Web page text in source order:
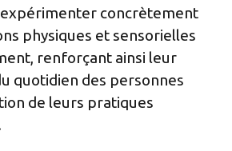
concrètement
physiques et sensorielles
renforçant ainsi leur
quotidien des personnes
de leurs pratiques